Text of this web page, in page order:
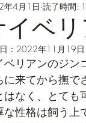
病気etc 我
イベ
年4月1日 読了時間:
： 2022年11月19日
ベリアンのジン
に来てから撫で
はなく、とても
な性格は飼う上